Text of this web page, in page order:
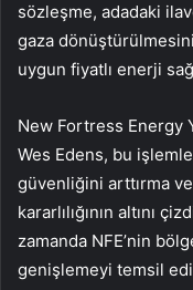
sözleşme, adadaki
gaza
uygun fiyatlı enerji
New Fortress Energy
Wes Edens, bu
güvenliğini arttırma
kararlılığının altını
zamanda NFE’nin
genişlemeyi temsil